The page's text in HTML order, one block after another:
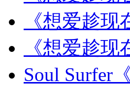
《想爱趁
《想爱趁
Soul Surfer